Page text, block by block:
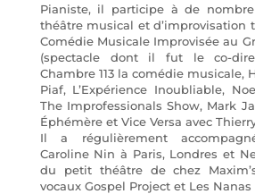
Pianiste, il participe à de
théâtre musical et d’improvisation
Comédie Musicale Improvisée au
(spectacle dont il fut le co-
Chambre 113 la comédie musicale,
Piaf, L’Expérience Inoubliable,
The Improfessionals Show, Mark
Éphémère et Vice Versa avec
Il a régulièrement
Caroline Nin à Paris, Londres et
du petit théâtre de chez
vocaux Gospel Project et Les Nanas